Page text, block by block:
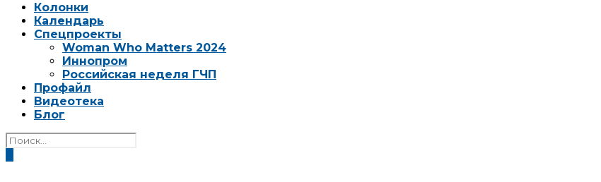
Колонки
Календарь
Спецпроекты
Woman Who Matters 2024
Иннопром
Российская неделя ГЧП
Профайл
Видеотека
Блог